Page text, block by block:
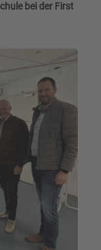
bei der First